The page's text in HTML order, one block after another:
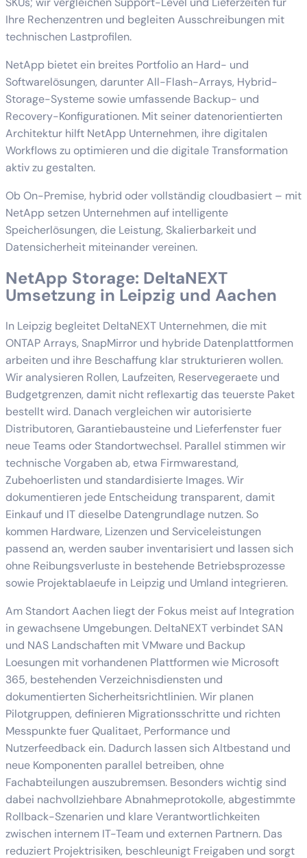
Ihre Rechenzentren und begleiten Ausschreibungen mit
technischen Lastprofilen.
NetApp bietet ein breites Portfolio an Hard- und
Softwarelösungen, darunter All-Flash-Arrays, Hybrid-
Storage-Systeme sowie umfassende Backup- und
Recovery-Konfigurationen. Mit seiner datenorientierten
Architektur hilft NetApp Unternehmen, ihre digitalen
Workflows zu optimieren und die digitale Transformation
aktiv zu gestalten.
Ob On-Premise, hybrid oder vollständig cloudbasiert – mit
NetApp setzen Unternehmen auf intelligente
Speicherlösungen, die Leistung, Skalierbarkeit und
Datensicherheit miteinander vereinen.
NetApp Storage: DeltaNEXT
Umsetzung in Leipzig und Aachen
In Leipzig begleitet DeltaNEXT Unternehmen, die mit
ONTAP Arrays, SnapMirror und hybride Datenplattformen
arbeiten und ihre Beschaffung klar strukturieren wollen.
Wir analysieren Rollen, Laufzeiten, Reservegeraete und
Budgetgrenzen, damit nicht reflexartig das teuerste Paket
bestellt wird. Danach vergleichen wir autorisierte
Distributoren, Garantiebausteine und Lieferfenster fuer
neue Teams oder Standortwechsel. Parallel stimmen wir
technische Vorgaben ab, etwa Firmwarestand,
Zubehoerlisten und standardisierte Images. Wir
dokumentieren jede Entscheidung transparent, damit
Einkauf und IT dieselbe Datengrundlage nutzen. So
kommen Hardware, Lizenzen und Serviceleistungen
passend an, werden sauber inventarisiert und lassen sich
ohne Reibungsverluste in bestehende Betriebsprozesse
sowie Projektablaeufe in Leipzig und Umland integrieren.
Am Standort Aachen liegt der Fokus meist auf Integration
in gewachsene Umgebungen. DeltaNEXT verbindet SAN
und NAS Landschaften mit VMware und Backup
Loesungen mit vorhandenen Plattformen wie Microsoft
365, bestehenden Verzeichnisdiensten und
dokumentierten Sicherheitsrichtlinien. Wir planen
Pilotgruppen, definieren Migrationsschritte und richten
Messpunkte fuer Qualitaet, Performance und
Nutzerfeedback ein. Dadurch lassen sich Altbestand und
neue Komponenten parallel betreiben, ohne
Fachabteilungen auszubremsen. Besonders wichtig sind
dabei nachvollziehbare Abnahmeprotokolle, abgestimmte
Rollback-Szenarien und klare Verantwortlichkeiten
zwischen internem IT-Team und externen Partnern. Das
reduziert Projektrisiken, beschleunigt Freigaben und sorgt